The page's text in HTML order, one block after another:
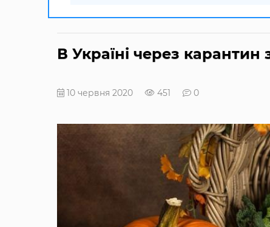
В Україні через карантин
10 червня 2020 451 0